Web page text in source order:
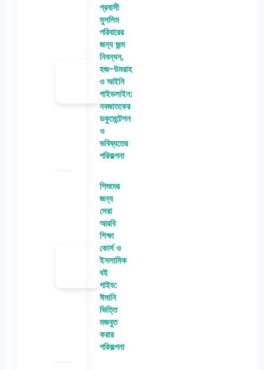
প্রবাসী
মুসলিম
পরিবারের
জন্য জন্ম
নিবন্ধন,
হজ-উমরাহ
ও আইনি
গাইডলাইন:
নবজাতকের
ডকুমেন্টেশন
ও
ভবিষ্যতের
পরিকল্পনা
শিশুদের
জন্য
সেরা
আরবি
শিক্ষা
কোর্স ও
ইসলামিক
বই
গাইড:
ঈমানি
ভিত্তি
মজবুত
করার
পরিকল্পনা